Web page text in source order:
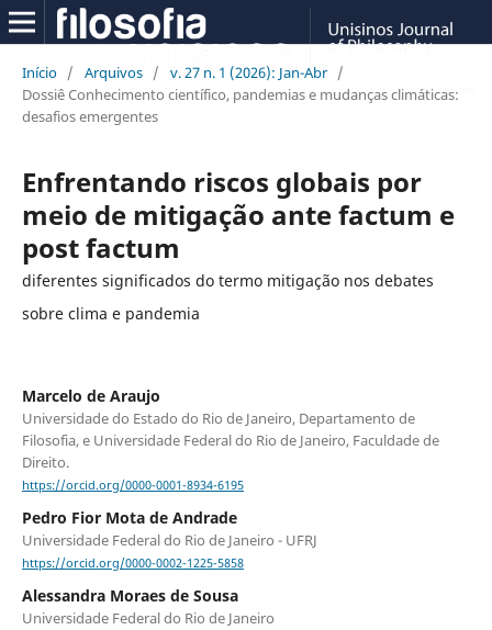
Início / Arquivos / v. 27 n. 1 (2026): Jan-Abr /
Dossiê Conhecimento científico, pandemias e mudanças climáticas:
desafios emergentes
Enfrentando riscos globais por
meio de mitigação ante factum e
post factum
diferentes significados do termo mitigação nos debates
sobre clima e pandemia
Marcelo de Araujo
Universidade do Estado do Rio de Janeiro, Departamento de
Filosofia, e Universidade Federal do Rio de Janeiro, Faculdade de
Direito.
https://orcid.org/0000-0001-8934-6195
Pedro Fior Mota de Andrade
Universidade Federal do Rio de Janeiro - UFRJ
https://orcid.org/0000-0002-1225-5858
Alessandra Moraes de Sousa
Universidade Federal do Rio de Janeiro